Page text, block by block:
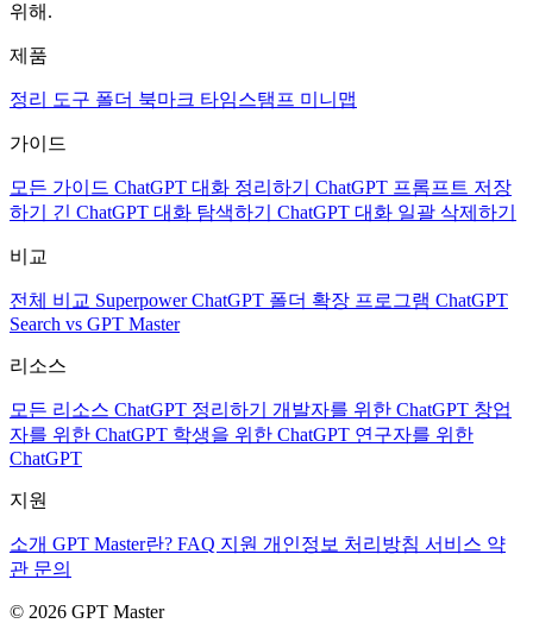
위해.
제품
정리 도구 폴더 북마크 타임스탬프 미니맵
가이드
모든 가이드 ChatGPT 대화 정리하기 ChatGPT 프롬프트 저장
하기 긴 ChatGPT 대화 탐색하기 ChatGPT 대화 일괄 삭제하기
비교
전체 비교 Superpower ChatGPT 폴더 확장 프로그램 ChatGPT
Search vs GPT Master
리소스
모든 리소스 ChatGPT 정리하기 개발자를 위한 ChatGPT 창업
자를 위한 ChatGPT 학생을 위한 ChatGPT 연구자를 위한
ChatGPT
지원
소개 GPT Master란? FAQ 지원 개인정보 처리방침 서비스 약
관 문의
© 2026 GPT Master